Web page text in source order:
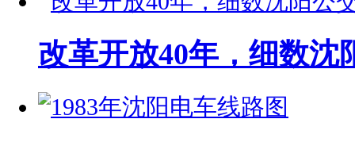
改革开放40年，细数沈